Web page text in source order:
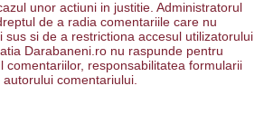
unor actiuni in justitie. Administratorul
de a radia comentariile care nu
sus si de a restrictiona accesul utilizatorului
Darabaneni.ro nu raspunde pentru
comentariilor, responsabilitatea formularii
comentariului.